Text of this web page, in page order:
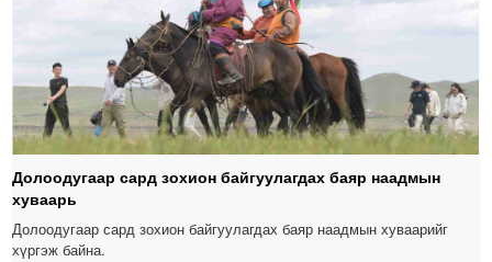
Долоодугаар сард зохион байгуулагдах баяр наадмын
хуваарь
Долоодугаар сард зохион байгуулагдах баяр наадмын хуваарийг
хүргэж байна.